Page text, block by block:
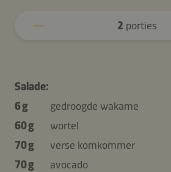
2 porties
Salade:
6 g
gedroogde wakame
60 g
wortel
70 g
verse komkommer
70 g
avocado